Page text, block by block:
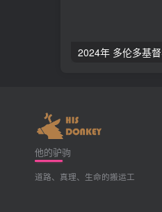
他的驴驹
道路、真理、生命的搬运工